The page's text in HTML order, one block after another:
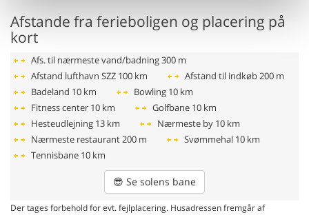
Afstande fra ferieboligen og placering på
kort
Afs. til nærmeste vand/badning300 m
Afstand lufthavn SZZ 100 km Afstand til indkøb200 m
Badeland 10 km Bowling 10 km
Fitness center 10 km Golfbane 10 km
Hesteudlejning 13 km Nærmeste by 10 km
Nærmeste restaurant200 m Svømmehal 10 km
Tennisbane 10 km
😎 Se solens bane
Der tages forbehold for evt. fejlplacering. Husadressen fremgår af